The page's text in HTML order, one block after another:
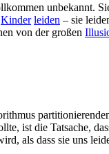
unbekannt.
Kinder leiden – sie
von der großen
ist die Tatsache,
als dass sie uns